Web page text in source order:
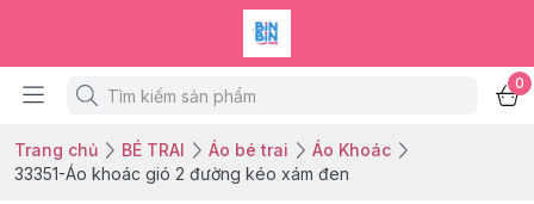
0
Trang chủ BÉ TRAI Áo bé trai
Áo Khoác
33351-Áo khoác gió 2 đường kéo xám đen